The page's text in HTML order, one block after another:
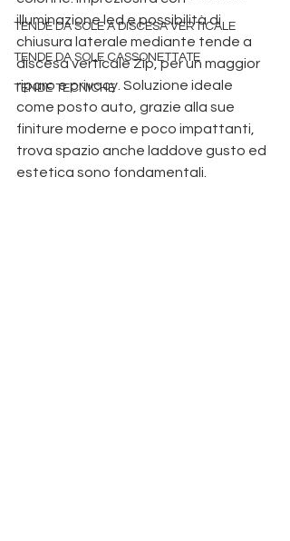
TENDE DA SOLE A DISCESA VERTICALE
TENDE DA SOLE CASSONETTATE
TENDE TECNICHE
illuminazione led e possibilità di
chiusura laterale mediante tende a
discesa verticale Zip, per un maggior
riparo e privacy. Soluzione ideale
come posto auto, grazie alla sue
finiture moderne e poco impattanti,
trova spazio anche laddove gusto ed
estetica sono fondamentali.